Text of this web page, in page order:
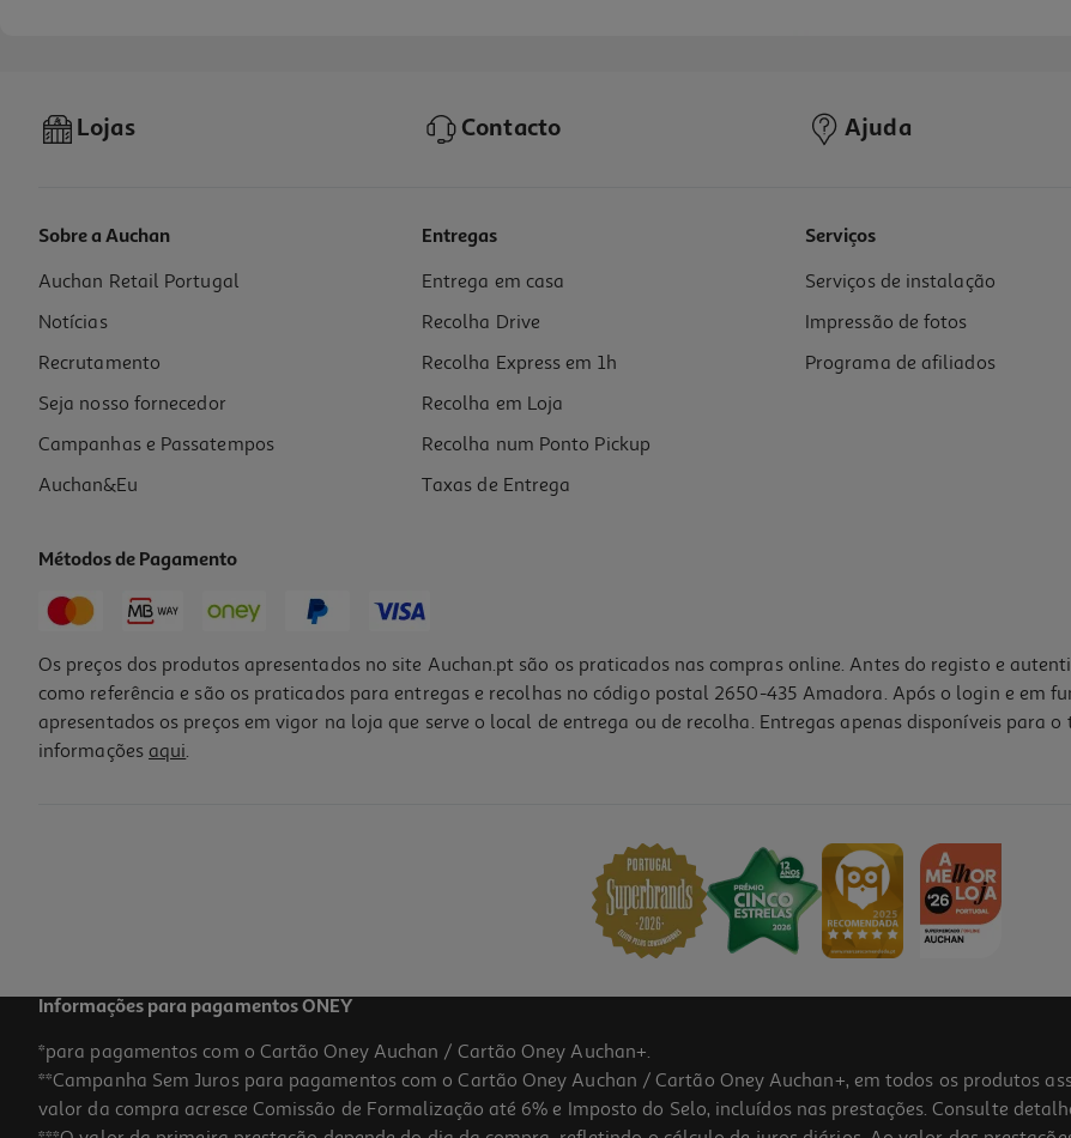
Filtro De Água Qilive Para Frigoríficos Americano
20.99 €/un
20,99 €
Lojas Contacto Ajuda
Sobre a Auchan
Auchan Retail Portugal
Notícias
Recrutamento
Seja nosso fornecedor
Campanhas e Passatempos
Auchan&Eu
Entregas
Entrega em casa
Recolha Drive
Recolha Express em 1h
Recolha em Loja
Recolha num Ponto Pickup
Taxas de Entrega
Serviços
Serviços de instalação
Impressão de fotos
Programa de afiliados
Métodos de Pagamento
Os preços dos produtos apresentados no site Auchan.pt são os praticados nas compras online. Antes do registo e
como referência e são os praticados para entregas e recolhas no código postal 2650-435 Amadora. Após o login e em
apresentados os preços em vigor na loja que serve o local de entrega ou de recolha. Entregas apenas disponíveis
informações aqui.
Informações para pagamentos ONEY
*para pagamentos com o Cartão Oney Auchan / Cartão Oney Auchan+.
**Campanha Sem Juros para pagamentos com o Cartão Oney Auchan / Cartão Oney Auchan+, em todos os produtos
valor da compra acresce Comissão de Formalização até 6% e Imposto do Selo, incluídos nas prestações. Consulte